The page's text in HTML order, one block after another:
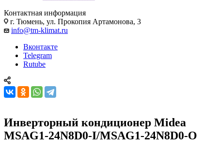
Контактная информация
г. Тюмень, ул. Прокопия Артамонова, 3
info@tm-klimat.ru
Вконтакте
Telegram
Rutube
Инверторный кондиционер Midea
MSAG1-24N8D0-I/MSAG1-24N8D0-O